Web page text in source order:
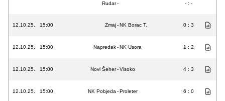
Rudar- - : -
12.10.25. 15:00 Zmaj-NK Borac T. 0 : 3
12.10.25. 15:00 Napredak-NK Usora 1 : 2
12.10.25. 15:00 Novi Šeher-Visoko 4 : 3
12.10.25. 15:00 NK Pobjeda -Proleter 6 : 0